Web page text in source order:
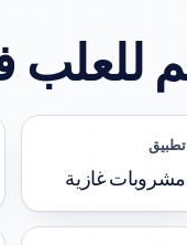
تطبيق
مشروبات غازية